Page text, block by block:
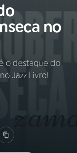
VIVO
no
o destaque do
Jazz Livre!